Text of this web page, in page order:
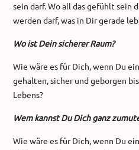
sein darf. Wo all das gefühlt sein
werden darf, was in Dir gerade
Wo ist Dein sicherer Raum?
Wie wäre es für Dich, wenn Du
gehalten, sicher und geborgen
Lebens?
Wem kannst Du Dich ganz
Wie wäre es für Dich, wenn Du